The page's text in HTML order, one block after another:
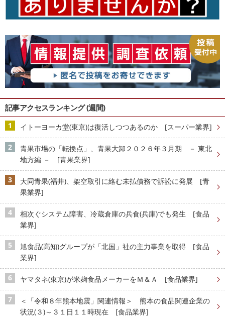
記事アクセスランキング (週間)
イトーヨーカ堂(東京)は復活しつつあるのか [スーパー業界]
青果市場の「転換点」、青果大卸２０２６年３月期 － 東北
地方編 － [青果業界]
大同青果(福井)、架空取引に絡む未払債務で訴訟に発展 [青
果業界]
相次ぐシステム障害、冷蔵倉庫の兵食(兵庫)でも発生 [食品
業界]
旭食品(高知)グループが「北国」社の主力事業を取得 [食品
業界]
ヤマタネ(東京)が米麹食品メーカーをＭ＆Ａ [食品業界]
＜「令和８年熊本地震」関連情報＞ 熊本の食品関連企業の
状況(３)～３１日１１時現在 [食品業界]